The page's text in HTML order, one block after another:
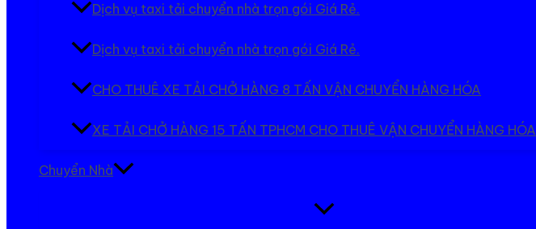
Dịch vụ taxi tải chuyển nhà trọn gói Giá Rẻ.
Dịch vụ taxi tải chuyển nhà trọn gói Giá Rẻ.
CHO THUÊ XE TẢI CHỞ HÀNG 8 TẤN VẬN CHUYỂN HÀNG HÓA
XE TẢI CHỞ HÀNG 15 TẤN TPHCM CHO THUÊ VẬN CHUYỂN HÀNG HÓA
Chuyển Nhà
Bật/tắt